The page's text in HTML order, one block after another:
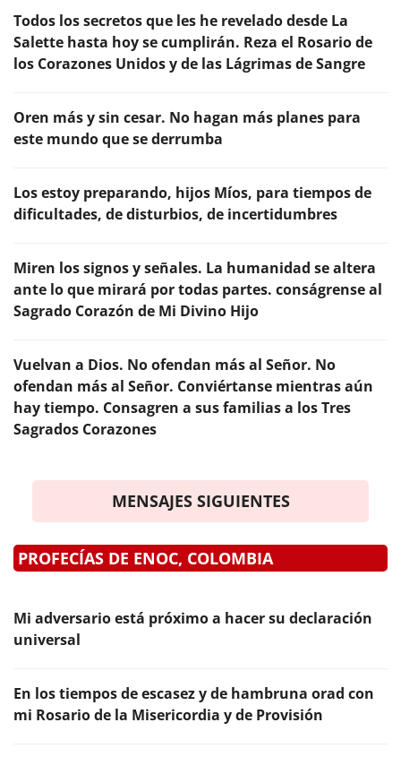
Todos los secretos que les he revelado desde La
Salette hasta hoy se cumplirán. Reza el Rosario de
los Corazones Unidos y de las Lágrimas de Sangre
Oren más y sin cesar. No hagan más planes para
este mundo que se derrumba
Los estoy preparando, hijos Míos, para tiempos de
dificultades, de disturbios, de incertidumbres
Miren los signos y señales. La humanidad se altera
ante lo que mirará por todas partes. conságrense al
Sagrado Corazón de Mi Divino Hijo
Vuelvan a Dios. No ofendan más al Señor. No
ofendan más al Señor. Conviértanse mientras aún
hay tiempo. Consagren a sus familias a los Tres
Sagrados Corazones
MENSAJES SIGUIENTES
PROFECÍAS DE ENOC, COLOMBIA
Mi adversario está próximo a hacer su declaración
universal
En los tiempos de escasez y de hambruna orad con
mi Rosario de la Misericordia y de Provisión